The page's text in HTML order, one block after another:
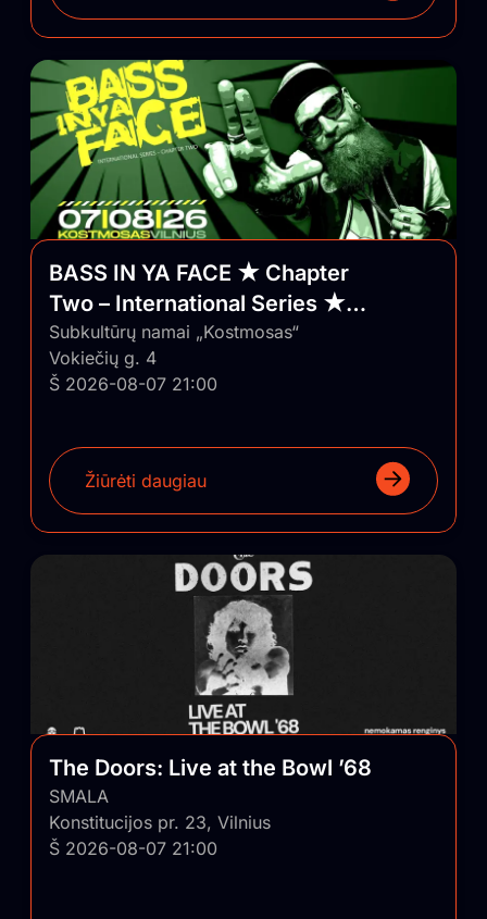
BASS IN YA FACE ★ Chapter
Two – International Series ★
Vilnius/Lithuania
Subkultūrų namai „Kostmosas“
Vokiečių g. 4
Š 2026-08-07 21:00
Žiūrėti daugiau
The Doors: Live at the Bowl ’68
SMALA
Konstitucijos pr. 23, Vilnius
Š 2026-08-07 21:00